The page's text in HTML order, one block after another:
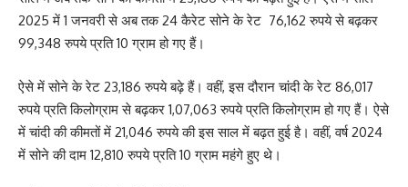
2025 में 1 जनवरी से अब तक 24 कैरेट सोने के रेट 76,162 रुपये से बढ़कर
99,348 रुपये प्रति 10 ग्राम हो गए हैं।
ऐसे में सोने के रेट 23,186 रुपये बढ़े हैं। वहीं, इस दौरान चांदी के रेट 86,017
रुपये प्रति किलोग्राम से बढ़कर 1,07,063 रुपये प्रति किलोग्राम हो गए हैं। ऐसे
में चांदी की कीमतों में 21,046 रुपये की इस साल में बढ़त हुई है। वहीं, वर्ष 2024
में सोने की दाम 12,810 रुपये प्रति 10 ग्राम महंगे हुए थे।